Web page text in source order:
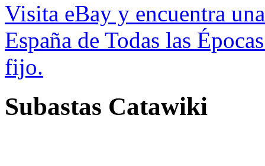
Visita eBay y encuentra
España de Todas las
fijo.
Subastas Catawiki